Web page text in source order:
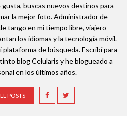
buscas nuevos destinos para
la mejor foto. Administrador de
tango en mi tiempo libre, viajero
los idiomas y la tecnología móvil.
plataforma de búsqueda. Escribí para
blog Celularis y he blogueado a
en los últimos años.
POSTS